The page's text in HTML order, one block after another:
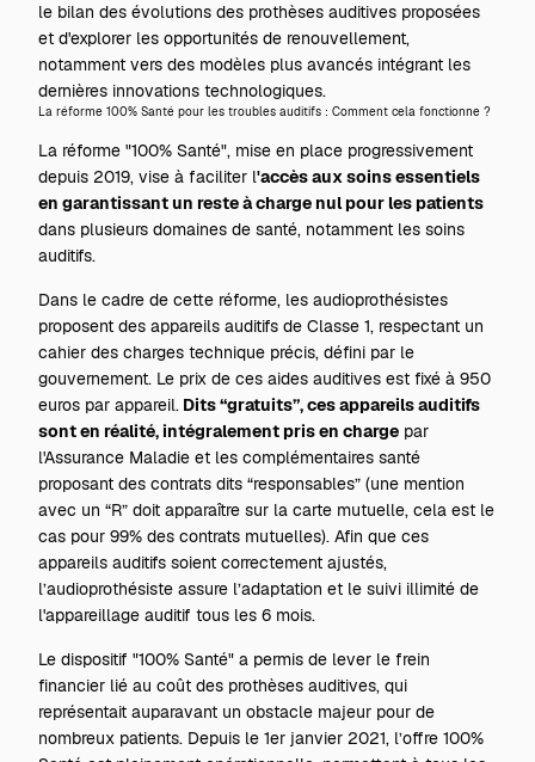
le bilan des évolutions des prothèses auditives proposées
et d'explorer les opportunités de renouvellement,
notamment vers des modèles plus avancés intégrant les
dernières innovations technologiques.
La réforme 100% Santé pour les troubles auditifs : Comment cela fonctionne ?
La réforme "100% Santé", mise en place progressivement
depuis 2019, vise à faciliter l'accès aux soins essentiels
en garantissant un reste à charge nul pour les patients
dans plusieurs domaines de santé, notamment les soins
auditifs.
Dans le cadre de cette réforme, les audioprothésistes
proposent des appareils auditifs de Classe 1, respectant un
cahier des charges technique précis, défini par le
gouvernement. Le prix de ces aides auditives est fixé à 950
euros par appareil. Dits “gratuits”, ces appareils auditifs
sont en réalité, intégralement pris en charge par
l'Assurance Maladie et les complémentaires santé
proposant des contrats dits “responsables” (une mention
avec un “R” doit apparaître sur la carte mutuelle, cela est le
cas pour 99% des contrats mutuelles). Afin que ces
appareils auditifs soient correctement ajustés,
l’audioprothésiste assure l’adaptation et le suivi illimité de
l'appareillage auditif tous les 6 mois.
Le dispositif "100% Santé" a permis de lever le frein
financier lié au coût des prothèses auditives, qui
représentait auparavant un obstacle majeur pour de
nombreux patients. Depuis le 1er janvier 2021, l’offre 100%